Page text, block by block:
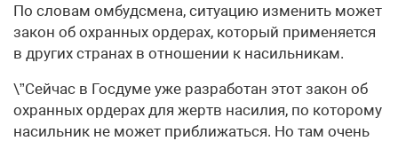
По словам омбудсмена, ситуацию изменить может
закон об охранных ордерах, который применяется
в других странах в отношении к насильникам.
\”Сейчас в Госдуме уже разработан этот закон об
охранных ордерах для жертв насилия, по которому
насильник не может приближаться. Но там очень